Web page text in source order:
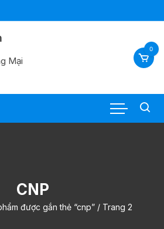
Mại
0
CNP
được gắn thẻ “cnp”/ Trang 2